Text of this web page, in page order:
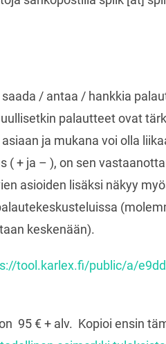
/ antaa / hankkia
palautteet ovat
ja mukana voi olla
( + ja – ), on sen
asioiden lisäksi näkyy
keskenään).
tool.karlex.fi/public/a/
95 € + alv. Kopioi ensin